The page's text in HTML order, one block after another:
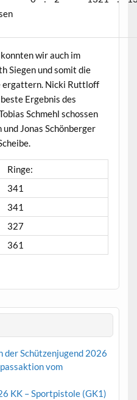
wir auch im
Siegen und somit die
ergattern. Nicki Ruttloff
Ergebnis des
Schmehl schossen
Jonas Schönberger
Ringe:
341
341
327
361
der Schützenjugend 2026
vom
KK – Sportpistole (GK1)